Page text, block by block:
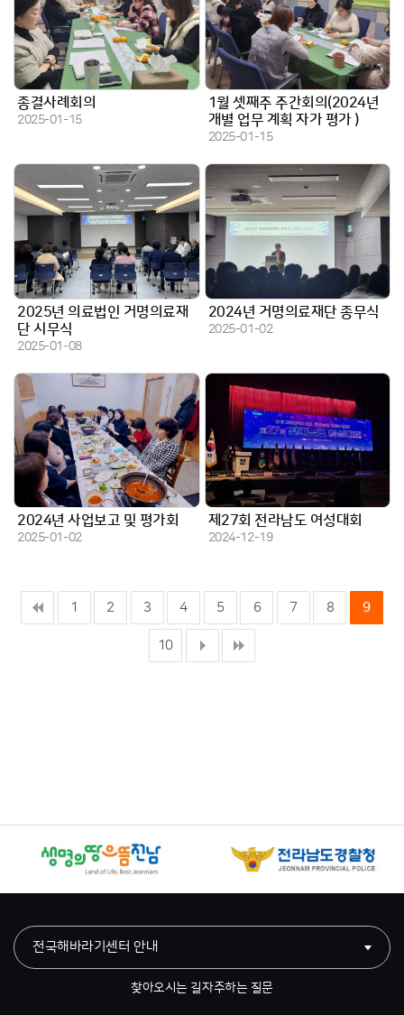
종결사례회의
작성일
2025-01-15
1월 셋째주 주간회의(2024년
개별 업무 계획 자가 평가 )
작성일
2025-01-15
2025년 의료법인 거명의료재
단 시무식
작성일
2025-01-08
2024년 거명의료재단 종무식
작성일
2025-01-02
2024년 사업보고 및 평가회
작성일
2025-01-02
제27회 전라남도 여성대회
작성일
2024-12-19
1 2 3 4 5 6 7 8 9
10
찾아오시는 길자주하는 질문
전국해바라기센터 안내